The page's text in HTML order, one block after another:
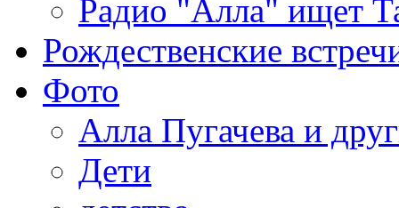
Радио "Алла" ищет
Рождественские
Фото
Алла Пугачева и
Дети